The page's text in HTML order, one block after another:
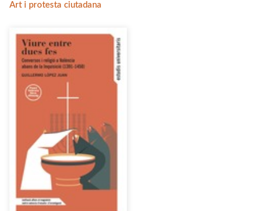
Art i protesta ciutadana